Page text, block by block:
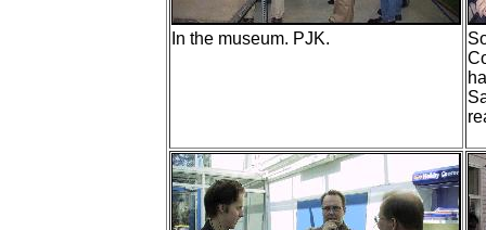
In the museum. PJK.